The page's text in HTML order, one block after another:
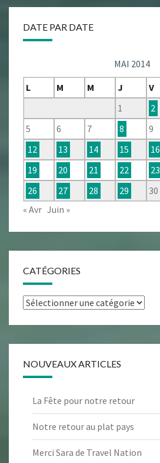
DATE PAR DATE
MAI 2014
L
M M J V
1
2
5
6 7 8 9
12
13 14 15 16
19
20 21 22 23
26
27 28 29 30
« Avr Juin »
CATÉGORIES
Catégories
NOUVEAUX ARTICLES
La Fête pour notre retour
Notre retour au plat pays
Merci Sara de Travel Nation